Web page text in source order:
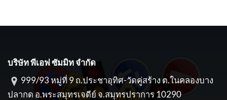
บริษัท พีเอฟ ซัมมิท จำกัด
999/93 หมู่ที่ 9 ถ.ประชาอุทิศ-วัดคู่สร้าง ต.ในคลองบาง
ปลากด อ.พระสมุทรเจดีย์ จ.สมุทรปราการ 10290